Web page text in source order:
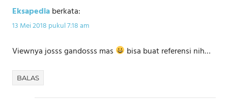
Eksapediaberkata:
13 Mei 2018 pukul 7:18 am
Viewnya josss gandosss mas bisa buat referensi nih…
BALAS